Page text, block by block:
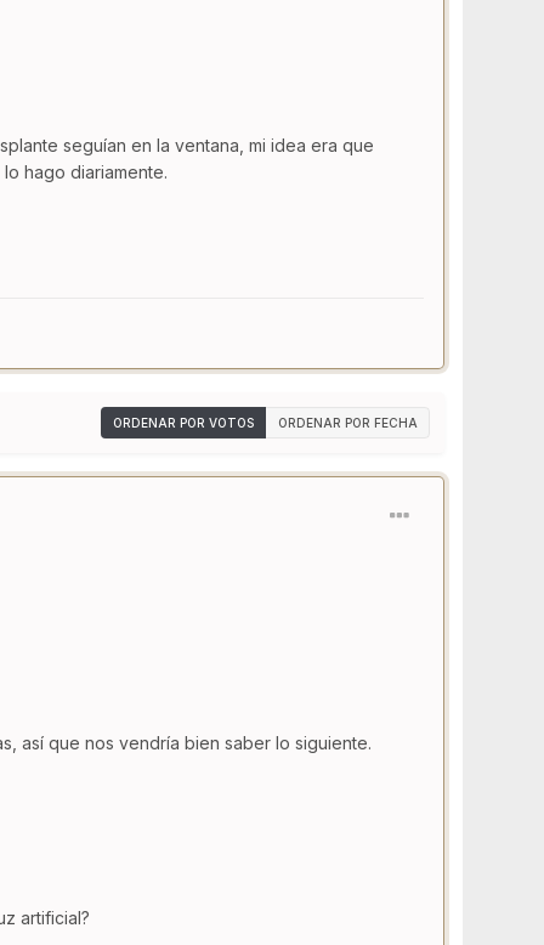
seguían en la ventana, mi idea era que
hago diariamente.
ORDENAR POR VOTOS ORDENAR POR FECHA
así que nos vendría bien saber lo siguiente.
artificial?